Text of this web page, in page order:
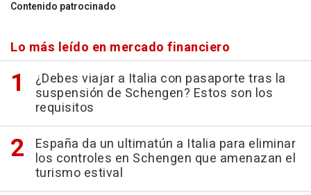
Contenido patrocinado
Lo más leído en mercado financiero
¿Debes viajar a Italia con pasaporte tras la
suspensión de Schengen? Estos son los
requisitos
España da un ultimatún a Italia para eliminar
los controles en Schengen que amenazan el
turismo estival